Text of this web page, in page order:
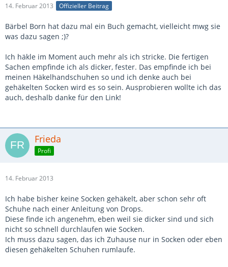
14. Februar 2013 Offizieller Beitrag
Bärbel Born hat dazu mal ein Buch gemacht, vielleicht mwg sie
was dazu sagen ;)?
Ich häkle im Moment auch mehr als ich stricke. Die fertigen
Sachen empfinde ich als dicker, fester. Das empfinde ich bei
meinen Häkelhandschuhen so und ich denke auch bei
gehäkelten Socken wird es so sein. Ausprobieren wollte ich das
auch, deshalb danke für den Link!
Frieda
Profi
14. Februar 2013
Ich habe bisher keine Socken gehäkelt, aber schon sehr oft
Schuhe nach einer Anleitung von Drops.
Diese finde ich angenehm, eben weil sie dicker sind und sich
nicht so schnell durchlaufen wie Socken.
Ich muss dazu sagen, das ich Zuhause nur in Socken oder eben
diesen gehäkelten Schuhen rumlaufe.